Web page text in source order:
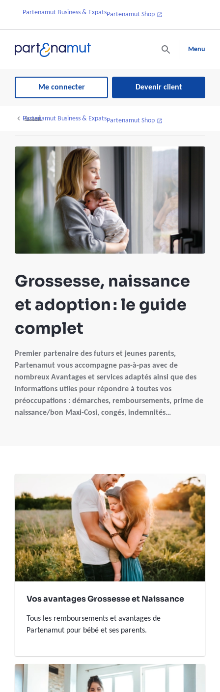
Partenamut Business & ExpatsPartenamut Shop
Menu
Me connecter Devenir client
Partenamut Business & ExpatsPartenamut Shop
Accueil
Grossesse, naissance
et adoption : le guide
complet
Premier partenaire des futurs et jeunes parents,
Partenamut vous accompagne pas-à-pas avec de
nombreux Avantages et services adaptés ainsi que des
informations utiles pour répondre à toutes vos
préoccupations : démarches, remboursements, prime de
naissance/bon Maxi-Cosi, congés, indemnités…
Vos avantages Grossesse et Naissance
Tous les remboursements et avantages de
Partenamut pour bébé et ses parents.